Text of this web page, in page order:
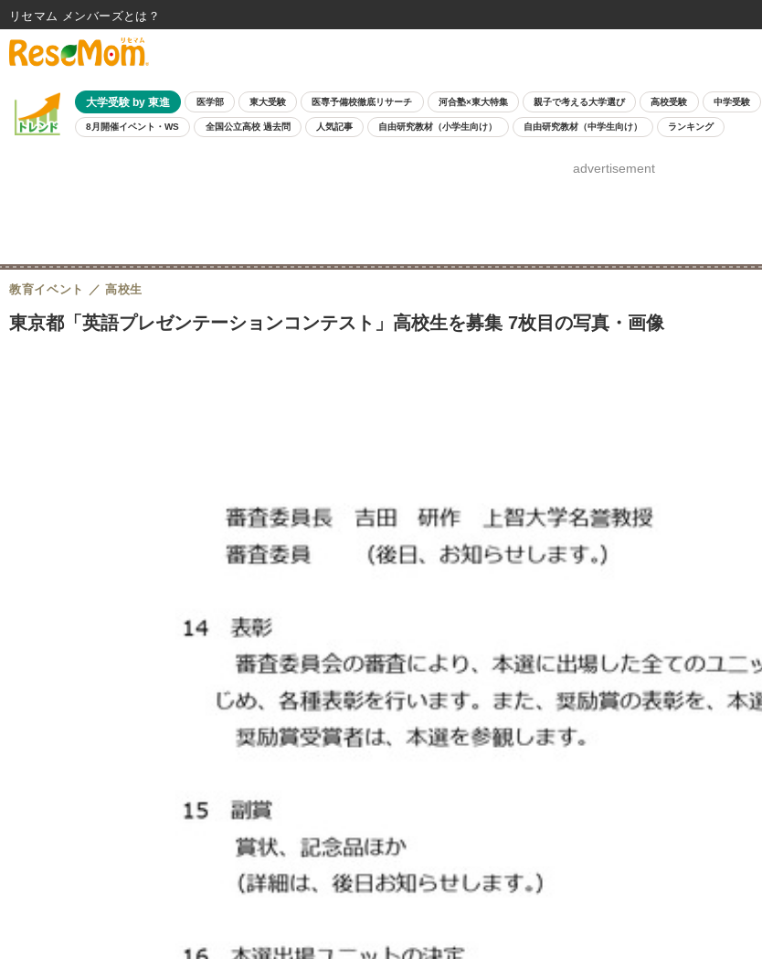
大学受験 by 東進 医学部 東大受験 医専予備校徹底リサーチ 河合塾×東大特集 親子で考える大学選び 高校受験 中学受験
8月開催イベント・WS 全国公立高校 過去問 人気記事 自由研究教材（小学生向け） 自由研究教材（中学生向け） ランキング
advertisement
東京都「英語プレゼンテーションコンテスト」高校生を募集 7枚目の写真・画像
教育イベント 高校生
リセマム メンバーズ